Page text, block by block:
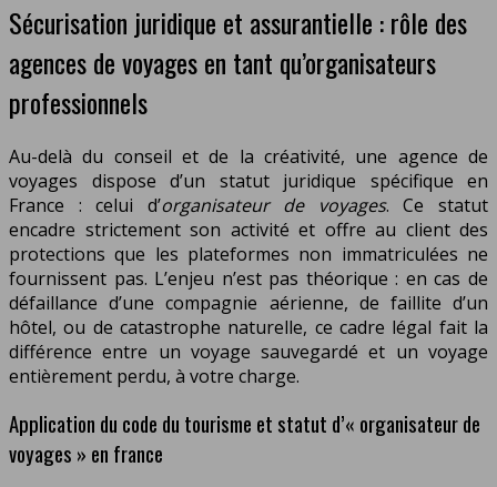
Sécurisation juridique et assurantielle : rôle des
agences de voyages en tant qu’organisateurs
professionnels
Au-delà du conseil et de la créativité, une agence de
voyages dispose d’un statut juridique spécifique en
France : celui d’organisateur de voyages. Ce statut
encadre strictement son activité et offre au client des
protections que les plateformes non immatriculées ne
fournissent pas. L’enjeu n’est pas théorique : en cas de
défaillance d’une compagnie aérienne, de faillite d’un
hôtel, ou de catastrophe naturelle, ce cadre légal fait la
différence entre un voyage sauvegardé et un voyage
entièrement perdu, à votre charge.
Application du code du tourisme et statut d’« organisateur de
voyages » en france